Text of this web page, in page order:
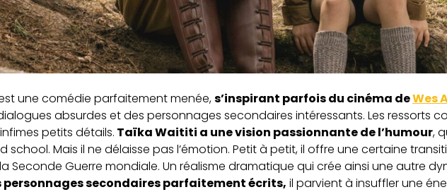
une comédie parfaitement menée,s’inspirant parfois du cinéma deWes
absurdes et des personnages secondaires intéressants. Les ressorts
petits détails. Taïka Waititi a une vision passionnante de l’humour,
school. Mais il ne délaisse pas l’émotion. Petit à petit, il offre une certaine
Seconde Guerre mondiale. Un réalisme dramatique qui crée ainsi une autre
personnages secondaires parfaitement écrits, il parvient à insuffler une